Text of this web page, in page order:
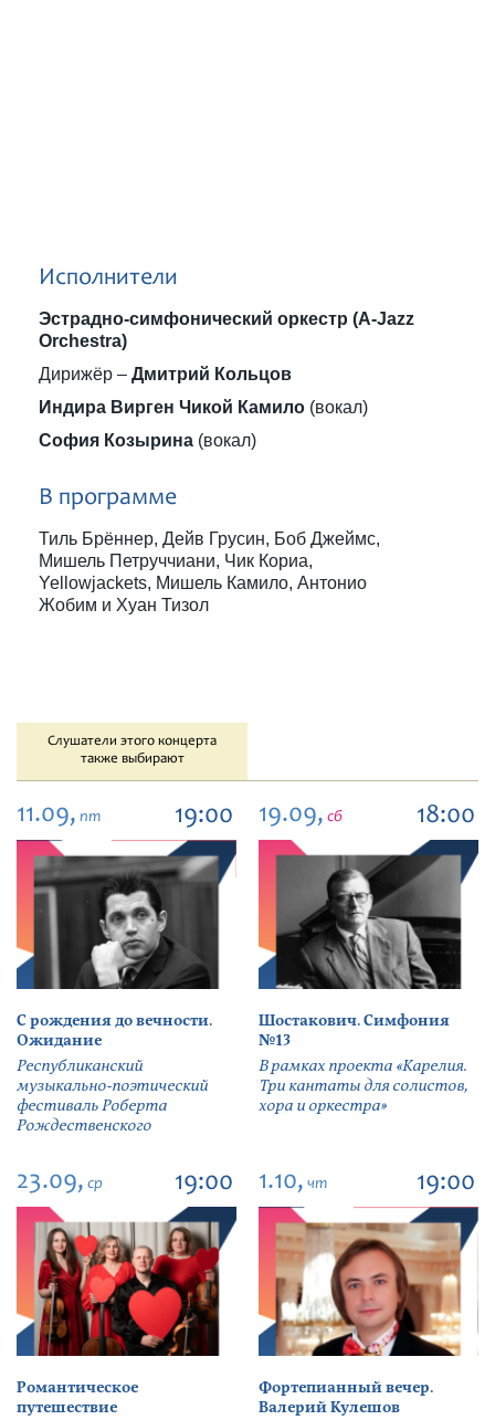
Исполнители
Эстрадно-симфонический оркестр (A-Jazz
Orchestra)
Дирижёр – Дмитрий Кольцов
Индира Вирген Чикой Камило (вокал)
София Козырина (вокал)
В программе
Тиль Брённер, Дейв Грусин, Боб Джеймс,
Мишель Петруччиани, Чик Кориа,
Yellowjackets, Мишель Камило, Антонио
Жобим и Хуан Тизол
Слушатели этого концерта
также выбирают
11.09, пт 19:00
С рождения до вечности.
Ожидание
Республиканский
музыкально-поэтический
фестиваль Роберта
Рождественского
19.09, сб 18:00
Шостакович. Симфония
№13
В рамках проекта «Карелия.
Три кантаты для солистов,
хора и оркестра»
23.09, ср 19:00
Романтическое
путешествие
1.10, чт 19:00
Фортепианный вечер.
Валерий Кулешов